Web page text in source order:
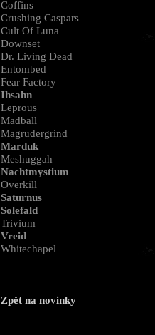
Coffins
Crushing Caspars
Cult Of Luna
Downset
Dr. Living Dead
Entombed
Fear Factory
Ihsahn
Leprous
Madball
Magrudergrind
Marduk
Meshuggah
Nachtmystium
Overkill
Saturnus
Solefald
Trivium
Vreid
Whitechapel
Zpět na novinky